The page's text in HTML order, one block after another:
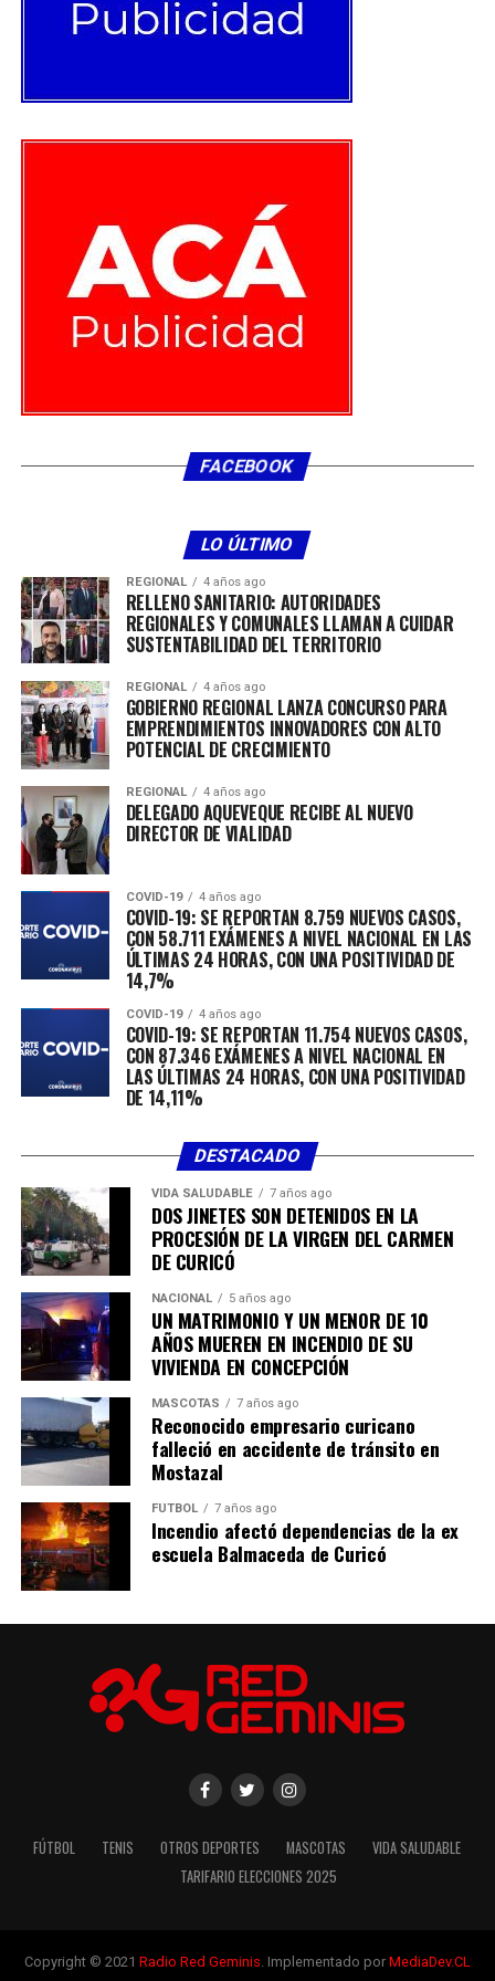
Proceso que destacó el alcalde Javier Muñoz se llevó a
así que les pido a todos los colegas un fuerte aplauso
seguramente va a ser recompensada. Además, decirles a
el resto de los establecimientos de salud y para eso
tenemos que seguir trabajando y tomar esta experiencia
como una guía”.
En la oportunidad, fueron galardonados por cumplir 30
años al servicio de la salud municipalizada los
Reyes y Silvia Marambio; así como también recibieron
voluntario Ana Matus, Rosa Ormazabal, María Martínez,
último, se premió a los mejores compañeros de cada
establecimiento de salud, recibiendo un presente en
esta categoría Felipe Reyes, Nancy Herrera, Elvira
Catrileo, María Cancino, Luis Manzano, Laura Carú,
Cristian Díaz, Juan Melo, Jocelyn Rey, María Polanco,
Víctor González, Manuel Briceño y Juan Gutiérrez.
Cabe destacar que la atención primaria en la comuna de
Curicó atiende a más de 130 mil usuarios, brindando una
atención de calidad con énfasis en la prevención y
promoción de hábitos saludables.
RELATED TOPICS:
FACEBOOK
LO ÚLTIMO
REGIONAL 4 años ago
RELLENO SANITARIO: AUTORIDADES
REGIONALES Y COMUNALES LLAMAN A CUIDAR
SUSTENTABILIDAD DEL TERRITORIO
REGIONAL 4 años ago
GOBIERNO REGIONAL LANZA CONCURSO PARA
EMPRENDIMIENTOS INNOVADORES CON ALTO
POTENCIAL DE CRECIMIENTO
REGIONAL 4 años ago
DELEGADO AQUEVEQUE RECIBE AL NUEVO
DIRECTOR DE VIALIDAD
COVID-19 4 años ago
COVID-19: SE REPORTAN 8.759 NUEVOS CASOS,
CON 58.711 EXÁMENES A NIVEL NACIONAL EN LAS
ÚLTIMAS 24 HORAS, CON UNA POSITIVIDAD DE
14,7%
COVID-19 4 años ago
COVID-19: SE REPORTAN 11.754 NUEVOS CASOS,
CON 87.346 EXÁMENES A NIVEL NACIONAL EN
LAS ÚLTIMAS 24 HORAS, CON UNA POSITIVIDAD
DE 14,11%
DESTACADO
VIDA SALUDABLE 7 años ago
DOS JINETES SON DETENIDOS EN LA
PROCESIÓN DE LA VIRGEN DEL CARMEN
DE CURICÓ
NACIONAL 5 años ago
UN MATRIMONIO Y UN MENOR DE 10
AÑOS MUEREN EN INCENDIO DE SU
VIVIENDA EN CONCEPCIÓN
MASCOTAS 7 años ago
Reconocido empresario curicano
falleció en accidente de tránsito en
Mostazal
FÚTBOL 7 años ago
Incendio afectó dependencias de la ex
escuela Balmaceda de Curicó
FÚTBOL TENIS OTROS DEPORTES MASCOTAS
VIDA SALUDABLE
TARIFARIO ELECCIONES 2025
Copyright © 2021 Radio Red Geminis . Implementado por MediaDev.CL